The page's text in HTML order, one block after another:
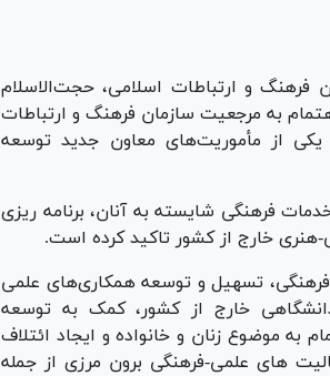
فرهنگ و ارتباطات اسلامی، حجت‌الاسلام
به مرجعیت سازمان فرهنگ و ارتباطات
یکی از مأموریت‌های معاون جدید توسعه
فرهنگی شایسته به آنان، برنامه ریزی
هنری خارج از کشور تاکید کرده است.
تسهیل و توسعه همکاری‌های علمی
خارج از کشور، کمک به توسعه
به موضوع زنان و خانواده و ایجاد ائتلاف
های علمی-فرهنگی برون مرزی از جمله